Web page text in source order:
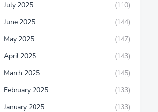
July 2025
(110)
June 2025
(144)
May 2025
(147)
April 2025
(143)
March 2025
(145)
February 2025
(133)
January 2025
(133)